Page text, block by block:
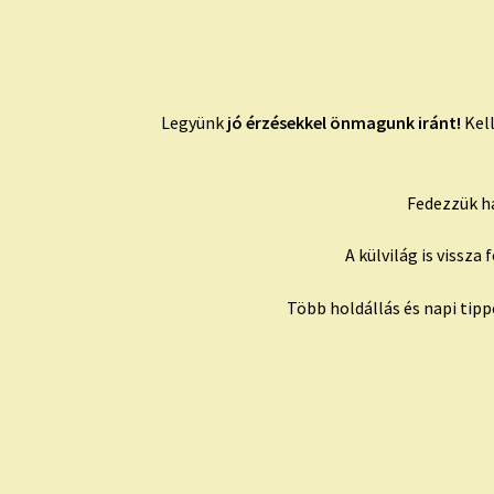
Legyünk jó érzésekkel önmagunk iránt!
Fedezzük
A külvilág is vissza
Több holdállás és napi